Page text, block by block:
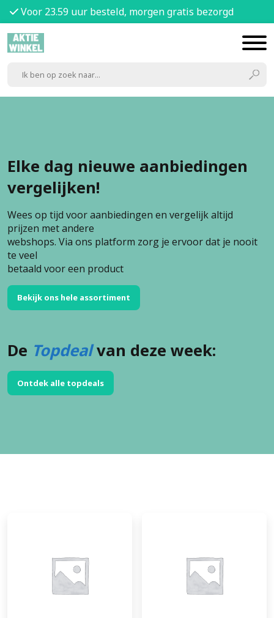
Voor 23.59 uur besteld, morgen gratis bezorgd
Elke dag nieuwe aanbiedingen
vergelijken!
Wees op tijd voor aanbiedingen en vergelijk altijd
prijzen met andere
webshops. Via ons platform zorg je ervoor dat je nooit
te veel
betaald voor een product
Bekijk ons hele assortiment
De Topdealvan deze week:
Ontdek alle topdeals